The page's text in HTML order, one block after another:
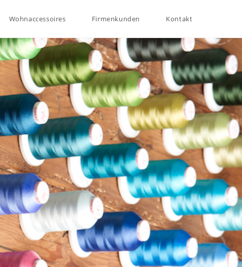
Wohnaccessoires Firmenkunden Kontakt